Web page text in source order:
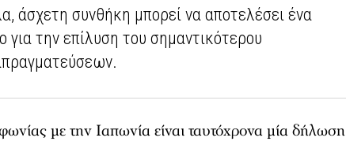
άσχετη συνθήκη μπορεί να αποτελέσει ένα
για την επίλυση του σημαντικότερου
με την Ιαπωνία είναι ταυτόχρονα μία δήλωση